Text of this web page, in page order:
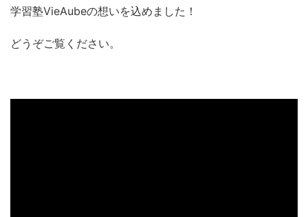
学習塾VieAubeの想いを込めました！
どうぞご覧ください。